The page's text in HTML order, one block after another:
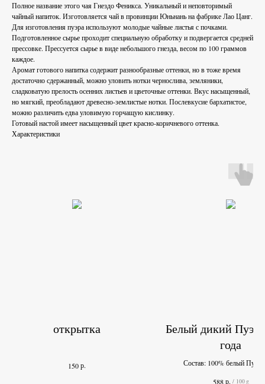
Полное название этого чая Гнездо Феникса. Уникальный и неповторимый
чайный напиток. Изготовляется чай в провинции Юньнань на фабрике Лао Цанг.
Для изготовления пуэра используют молодые чайные листья с почками.
Подготовленное сырье проходит специальную обработку и подвергается средней
прессовке. Прессуется сырье в виде небольшого гнезда, весом по 100 граммов
каждое.
Аромат готового напитка содержит разнообразные оттенки, но в тоже время
достаточно сдержанный, можно уловить нотки чернослива, земляники,
сладковатую прелость осенних листьев и цветочные оттенки. Вкус насыщенный,
но мягкий, преобладают древесно-землистые нотки. Послевкусие бархатистое,
можно различить едва уловимую горчащую кислинку.
Готовый настой имеет насыщенный цвет красно-коричневого оттенка.
Характеристики
открытка
150р.
Белый дикий
года
Состав: 100% белый
588 р. / 100 g